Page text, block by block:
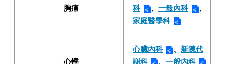
胸痛
科
、 一般內科
、
家庭醫學科
心悸
心臟內科 、 新陳代
謝科
、 一般內科